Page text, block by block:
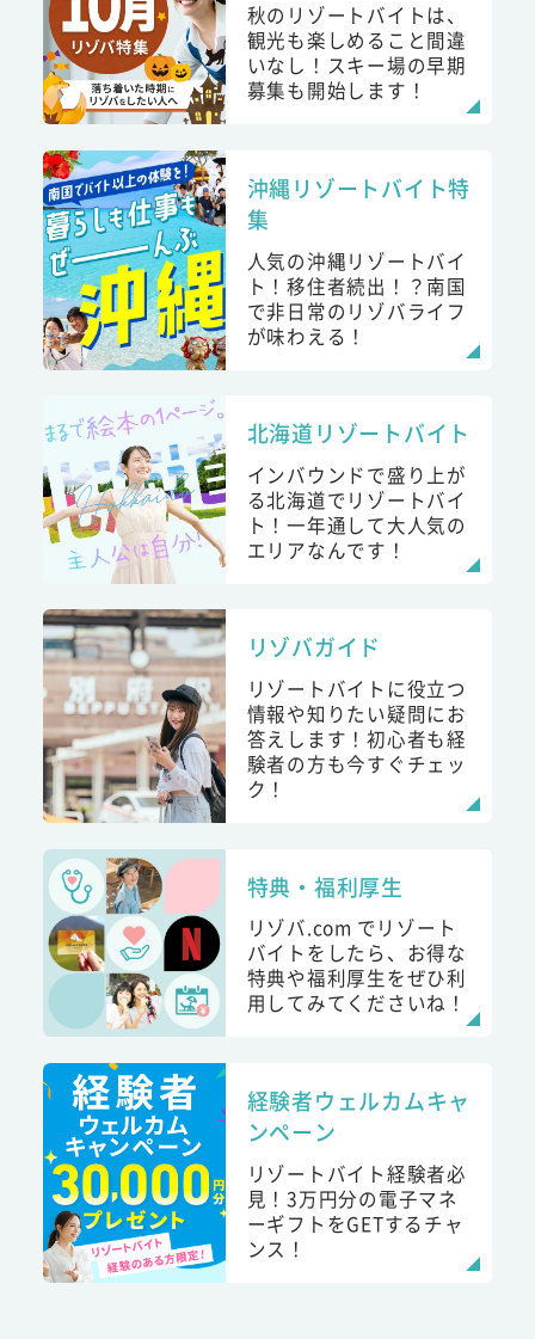
秋のリゾートバイトは、
観光も楽しめること間違
いなし！スキー場の早期
募集も開始します！
沖縄リゾートバイト特
集
人気の沖縄リゾートバイ
ト！移住者続出！？南国
で非日常のリゾバライフ
が味わえる！
北海道リゾートバイト
インバウンドで盛り上が
る北海道でリゾートバイ
ト！一年通して大人気の
エリアなんです！
リゾバガイド
リゾートバイトに役立つ
情報や知りたい疑問にお
答えします！初心者も経
験者の方も今すぐチェッ
ク！
特典・福利厚生
リゾバ.com でリゾート
バイトをしたら、お得な
特典や福利厚生をぜひ利
用してみてくださいね！
経験者ウェルカムキャ
ンペーン
リゾートバイト経験者必
見！3万円分の電子マネ
ーギフトをGETするチャ
ンス！